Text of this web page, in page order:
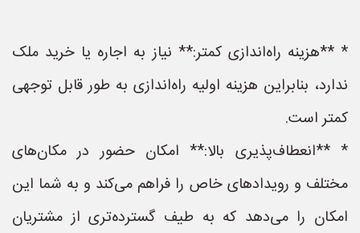
* **هزینه راه‌اندازی کمتر:** نیاز به اجاره یا خرید ملک
ندارد، بنابراین هزینه اولیه راه‌اندازی به طور قابل توجهی
کمتر است.
* **انعطاف‌پذیری بالا:** امکان حضور در مکان‌های
مختلف و رویدادهای خاص را فراهم می‌کند و به شما این
امکان را می‌دهد که به طیف گسترده‌تری از مشتریان